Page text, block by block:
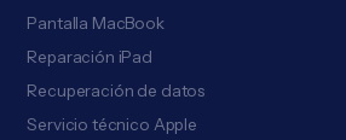
Pantalla MacBook
Reparación iPad
Recuperación de datos
Servicio técnico Apple